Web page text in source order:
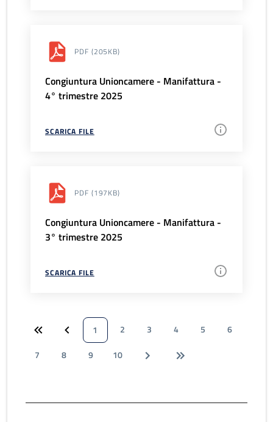
PDF (205KB)
Congiuntura Unioncamere - Manifattura -
4° trimestre 2025
SCARICA FILE
PDF (197KB)
Congiuntura Unioncamere - Manifattura -
3° trimestre 2025
SCARICA FILE
1 2 3 4 5
6
7
8 9 10